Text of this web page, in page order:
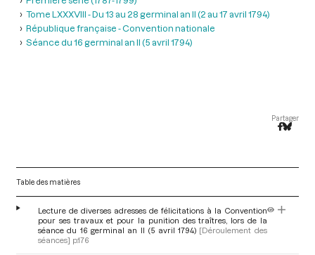
Tome LXXXVIII - Du 13 au 28 germinal an II (2 au 17 avril 1794)
République française - Convention nationale
Séance du 16 germinal an II (5 avril 1794)
Partager
Table des matières
Lecture de diverses adresses de félicitations à la Convention
pour ses travaux et pour la punition des traîtres, lors de la
séance du 16 germinal an II (5 avril 1794) [Déroulement des
séances] p.176